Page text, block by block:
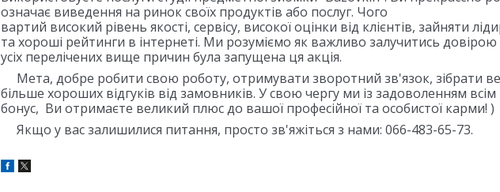
означає виведення на ринок своїх продуктів або послуг. Чого
вартий високий рівень якості, сервісу, високої оцінки від клієнтів, зайняти
та хороші рейтинги в інтернеті. Ми розуміємо як важливо залучитись довірою
усіх перелічених вище причин була запущена ця акція.
Мета, добре робити свою роботу, отримувати зворотний зв'язок, зібрати
більше хороших відгуків від замовників. У свою чергу ми із задоволенням
бонус, Ви отримаєте великий плюс до вашої професійної та особистої карми! )
Якщо у вас залишилися питання, просто зв'яжіться з нами: 066-483-65-73.